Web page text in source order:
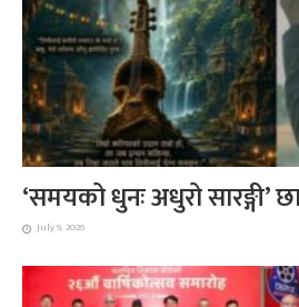
‘समयको धुनः अधुरो सारङ्गी’
July 9, 2026